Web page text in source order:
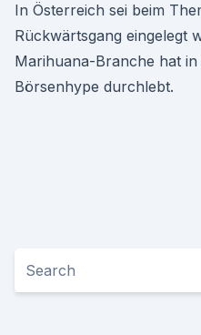
In Österreich sei beim
Rückwärtsgang eingelegt
Marihuana-Branche hat
Börsenhype durchlebt.